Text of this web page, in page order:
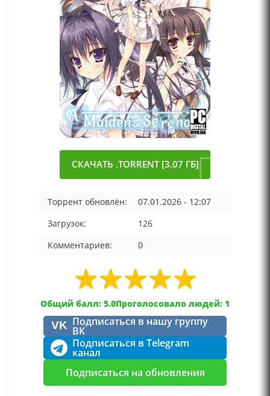
СКАЧАТЬ .TORRENT [3.07 ГБ]
Торрент обновлён:
07.01.2026 - 12:07
Загрузок:
126
Комментариев:
0
Общий балл: 5.0Проголосовало людей: 1
VK Подписаться в нашу группу
ВК
Подписаться в Telegram
канал
Подписаться на обновления